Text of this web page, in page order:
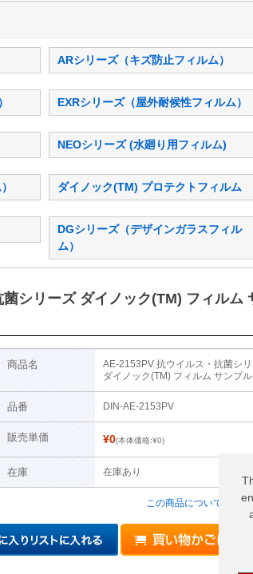
ARシリーズ（キズ防止フィルム）
EXRシリーズ（屋外耐候性フィルム）
NEOシリーズ (水廻り用フィルム)
ダイノック(TM) プロテクトフィルム
DGシリーズ（デザインガラスフィル
ム）
シリーズ ダイノック(TM) フィルム
商品名
AE-2153PV 抗ウイルス・抗菌シ
ダイノック(TM) フィルム サンプル
品番 DIN-AE-2153PV
販売単価 ¥0(本体価格:¥0)
在庫 在庫あり
この商品について問い